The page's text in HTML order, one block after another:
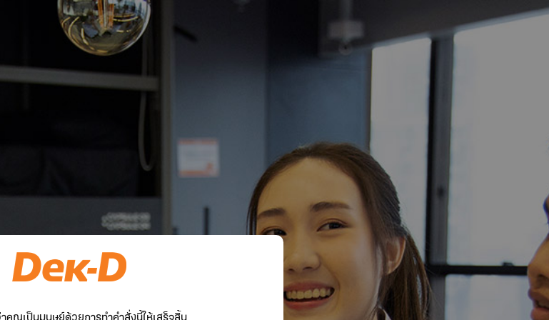
คุณเป็นมนุษย์ด้วยการทำคำสั่งนี้ให้เสร็จสิ้น